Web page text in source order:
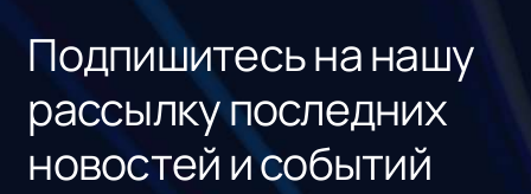
Подпишитесь на нашу
рассылку последних
новостей и событий